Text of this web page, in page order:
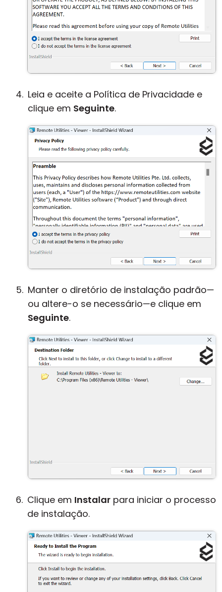
Leia e aceite a Política de Privacidade e
clique em Seguinte.
Manter o diretório de instalação padrão—
ou altere-o se necessário—e clique em
Seguinte.
Clique em Instalar para iniciar o processo
de instalação.